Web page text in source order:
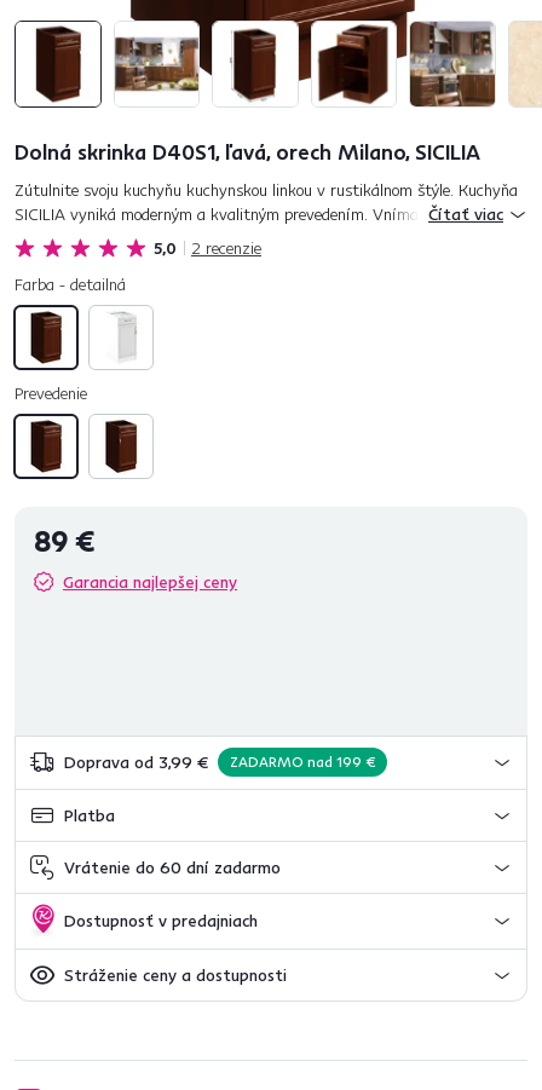
Dolná skrinka D40S1, ľavá, orech Milano, SICILIA
5,0 2 recenzie
Zútulnite svoju kuchyňu kuchynskou linkou v rustikálnom štýle. Kuchyňa
SICILIA vyniká moderným a kvalitným prevedením. Vnímajte jedinečnú
krásu v detaile čelných plôch a ornamentoch okrasných líšt. Ku...
Čítať viac
Farba - detailná
Prevedenie
89 €
Garancia najlepšej ceny
Doprava od 3,99 € ZADARMO nad 199 €
Platba
Vrátenie do 60 dní zadarmo
Dostupnosť v predajniach
Stráženie ceny a dostupnosti